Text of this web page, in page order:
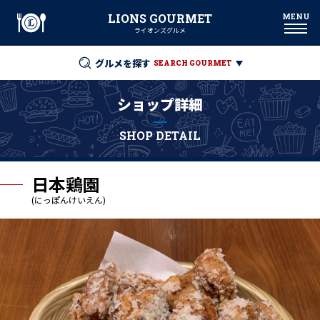
LIONS GOURMET
ライオンズグルメ
グルメを探す SEARCH GOURMET
ショップ詳細
SHOP DETAIL
日本鶏園
(にっぽんけいえん)